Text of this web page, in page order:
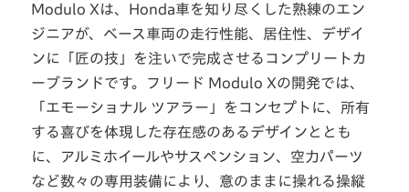
Modulo Xは、Honda車を知り尽くした熟練のエン
ジニアが、ベース車両の走行性能、居住性、デザイ
ンに「匠の技」を注いで完成させるコンプリートカ
ーブランドです。フリード Modulo Xの開発では、
「エモーショナル ツアラー」をコンセプトに、所有
する喜びを体現した存在感のあるデザインととも
に、アルミホイールやサスペンション、空力パーツ
など数々の専用装備により、意のままに操れる操縦